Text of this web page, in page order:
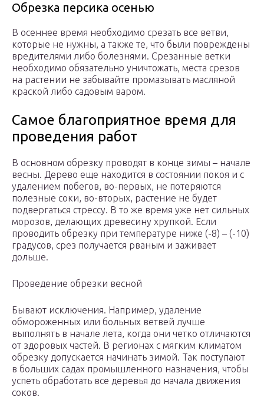
Обрезка персика осенью
В осеннее время необходимо срезать все ветви,
которые не нужны, а также те, что были повреждены
вредителями либо болезнями. Срезанные ветки
необходимо обязательно уничтожать, места срезов
на растении не забывайте промазывать масляной
краской либо садовым варом.
Самое благоприятное время для
проведения работ
В основном обрезку проводят в конце зимы – начале
весны. Дерево еще находится в состоянии покоя и с
удалением побегов, во-первых, не потеряются
полезные соки, во-вторых, растение не будет
подвергаться стрессу. В то же время уже нет сильных
морозов, делающих древесину хрупкой. Если
проводить обрезку при температуре ниже (-8) – (-10)
градусов, срез получается рваным и заживает
дольше.
Проведение обрезки весной
Бывают исключения. Например, удаление
обмороженных или больных ветвей лучше
выполнять в начале лета, когда они четко отличаются
от здоровых частей. В регионах с мягким климатом
обрезку допускается начинать зимой. Так поступают
в больших садах промышленного назначения, чтобы
успеть обработать все деревья до начала движения
соков.